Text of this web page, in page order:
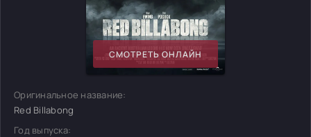
СМОТРЕТЬ ОНЛАЙН
Оригинальное название:
Red Billabong
Год выпуска: